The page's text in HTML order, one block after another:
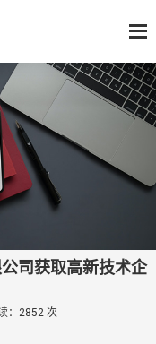
司获取高新技术企
：2852 次